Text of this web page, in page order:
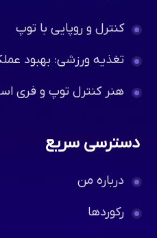
کنترل و روپایی با توپ
تغذیه ورزشی: بهبود
هنر کنترل توپ و فری
دسترسی سریع
درباره من
رکوردها